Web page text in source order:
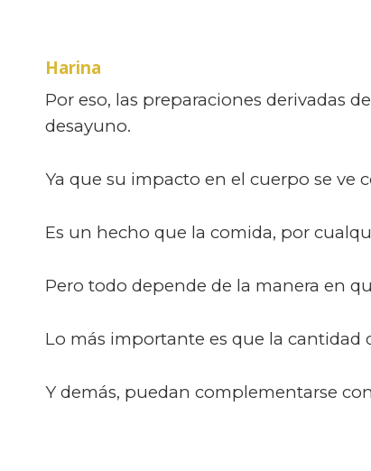
Harina
Por eso, las preparaciones derivadas
desayuno.
Ya que su impacto en el cuerpo se ve
Es un hecho que la comida, por
Pero todo depende de la manera en
Lo más importante es que la cantidad
Y demás, puedan complementarse